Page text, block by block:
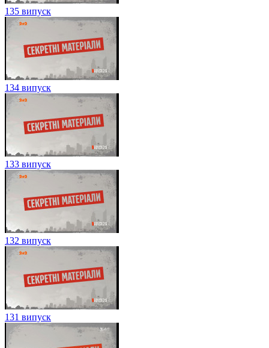
135 випуск
134 випуск
133 випуск
132 випуск
131 випуск